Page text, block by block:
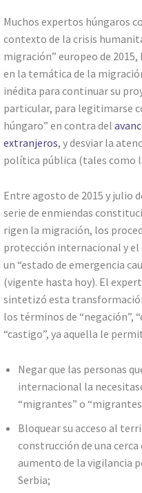
Muchos expertos húngaros
contexto de la crisis
migración” europeo de
en la temática de la
inédita para continuar su
particular, para legitimarse
húngaro” en contra del
extranjeros, y desviar la
política pública (tales como
Entre agosto de 2015 y julio
serie de enmiendas
rigen la migración, los
protección internacional y
un “estado de emergencia
(vigente hasta hoy). El
sintetizó esta
los términos de “negación”,
“castigo”, ya aquella le
Negar que las personas
internacional la
“migrantes” o
Bloquear su acceso al
construcción de una
aumento de la vigilancia
Serbia;